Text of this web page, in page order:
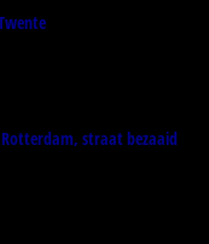
straat bezaaid